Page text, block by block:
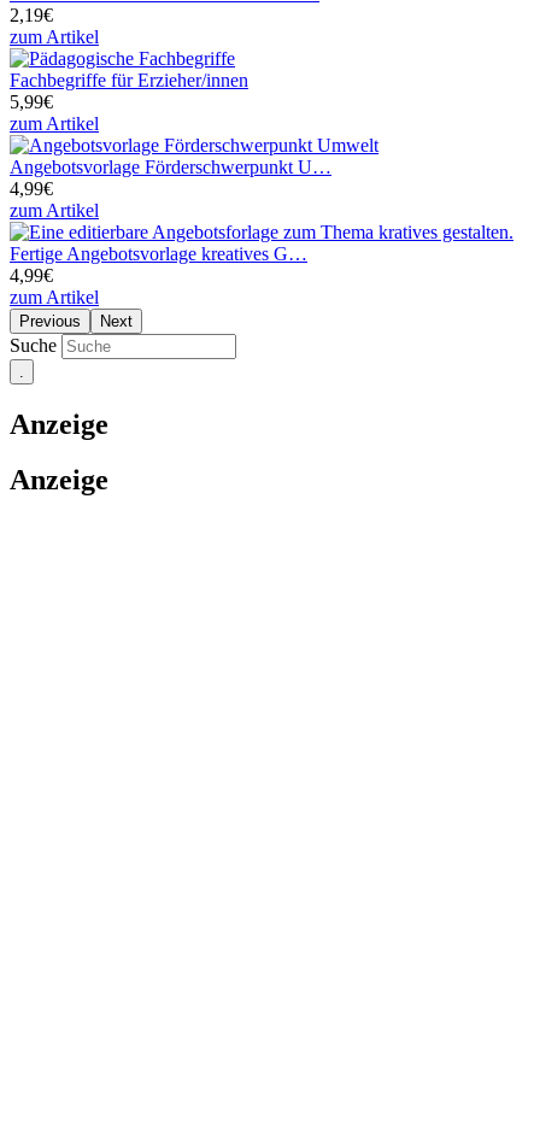
2,19€
zum Artikel
Fachbegriffe für Erzieher/innen
5,99€
zum Artikel
Angebotsvorlage Förderschwerpunkt U…
4,99€
zum Artikel
Fertige Angebotsvorlage kreatives G…
4,99€
zum Artikel
Previous Next
Suche
Anzeige
Anzeige